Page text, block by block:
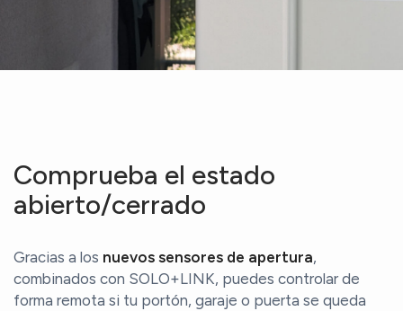
Comprueba el estado
abierto/cerrado
Gracias a los nuevos sensores de apertura,
combinados con SOLO+LINK, puedes controlar de
forma remota si tu portón, garaje o puerta se queda